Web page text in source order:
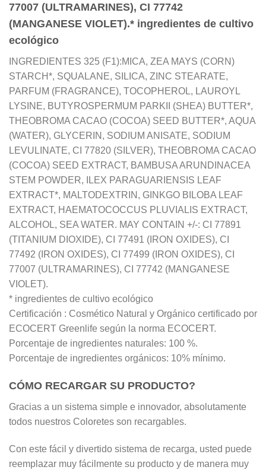
77007 (ULTRAMARINES), CI 77742
(MANGANESE VIOLET).* ingredientes de cultivo
ecológico
INGREDIENTES 325 (F1):MICA, ZEA MAYS (CORN)
STARCH*, SQUALANE, SILICA, ZINC STEARATE,
PARFUM (FRAGRANCE), TOCOPHEROL, LAUROYL
LYSINE, BUTYROSPERMUM PARKII (SHEA) BUTTER*,
THEOBROMA CACAO (COCOA) SEED BUTTER*, AQUA
(WATER), GLYCERIN, SODIUM ANISATE, SODIUM
LEVULINATE, CI 77820 (SILVER), THEOBROMA CACAO
(COCOA) SEED EXTRACT, BAMBUSA ARUNDINACEA
STEM POWDER, ILEX PARAGUARIENSIS LEAF
EXTRACT*, MALTODEXTRIN, GINKGO BILOBA LEAF
EXTRACT, HAEMATOCOCCUS PLUVIALIS EXTRACT,
ALCOHOL, SEA WATER. MAY CONTAIN +/-: CI 77891
(TITANIUM DIOXIDE), CI 77491 (IRON OXIDES), CI
77492 (IRON OXIDES), CI 77499 (IRON OXIDES), CI
77007 (ULTRAMARINES), CI 77742 (MANGANESE
VIOLET).
* ingredientes de cultivo ecológico
Certificación : Cosmético Natural y Orgánico certificado por
ECOCERT Greenlife según la norma ECOCERT.
Porcentaje de ingredientes naturales: 100 %.
Porcentaje de ingredientes orgánicos: 10% mínimo.
CÓMO RECARGAR SU PRODUCTO?
Gracias a un sistema simple e innovador, absolutamente
todos nuestros Coloretes son recargables.
Con este fácil y divertido sistema de recarga, usted puede
reemplazar muy fácilmente su producto y de manera muy